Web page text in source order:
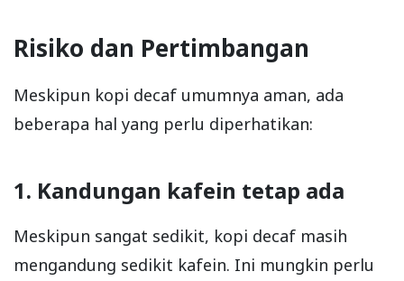
Risiko dan Pertimbangan
Meskipun kopi decaf umumnya aman, ada
beberapa hal yang perlu diperhatikan:
1. Kandungan kafein tetap ada
Meskipun sangat sedikit, kopi decaf masih
mengandung sedikit kafein. Ini mungkin perlu